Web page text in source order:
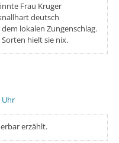
Frau Kruger
deutsch
lokalen Zungenschlag.
hielt sie nix.
Uhr
erzählt.